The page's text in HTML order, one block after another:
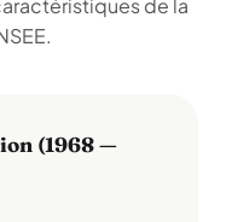
de la
(1968 —